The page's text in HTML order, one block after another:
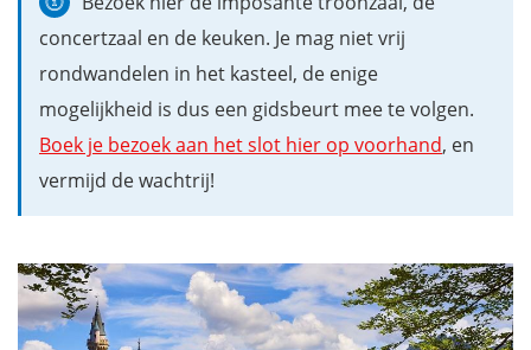
Rothenburg ob der Tauber, Beieren
Domschatzkammer in Aken
Bremen
Monschau
Naar de top van de Brocken (Harz)
Schweriner Schloss, Schwerin
Bamberg, Beieren
Rüdesheim, Hessen
Hamelen, de stad van de Rattenvanger
concertzaal en de keuken. Je mag niet vrij
rondwandelen in het kasteel, de enige
mogelijkheid is dus een gidsbeurt mee te volgen.
Boek je bezoek aan het slot hier op voorhand, en
vermijd de wachtrij!